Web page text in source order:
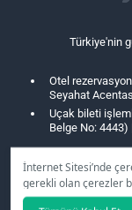
İnternet Sitesi’nde
gerekli olan çerezler
kullanılmaktadır.
Türkiye'nin
Otel
Seyahat
Uçak bileti
Belge No: 4443)